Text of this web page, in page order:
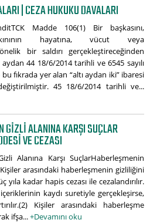
| CEZA HUKUKU DAVALARI
Madde 106(1) Bir başkasını,
hayatına, vücut veya
bir saldırı gerçekleştireceğinden
44 18/6/2014 tarihli ve 6545 sayılı
fıkrada yer alan “altı aydan iki” ibaresi
45 18/6/2014 tarihli ve...
GIZLI ALANINA KARŞI SUÇLAR
VE CEZASI
Alanına Karşı SuçlarHaberleşmenin
arasındaki haberleşmenin gizliliğini
kadar hapis cezası ile cezalandırılır.
kaydı suretiyle gerçekleşirse,
Kişiler arasındaki haberleşme
ifşa...+Devamını oku